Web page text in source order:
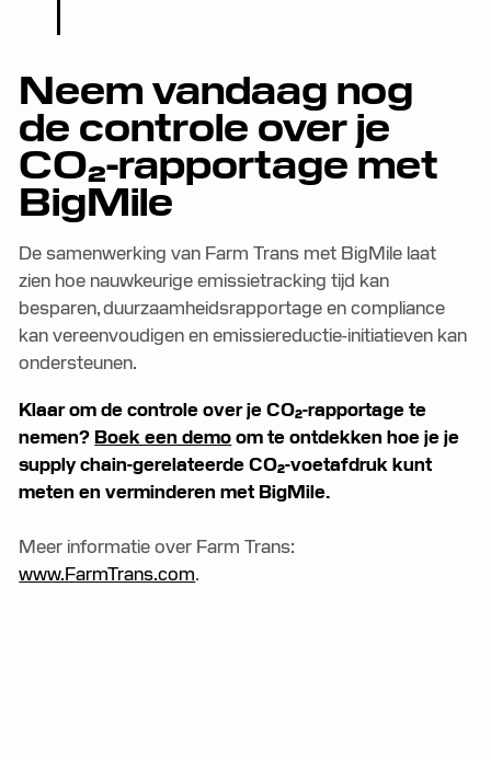
Neem vandaag nog
de controle over je
CO₂-rapportage met
BigMile
De samenwerking van Farm Trans met BigMile laat
zien hoe nauwkeurige emissietracking tijd kan
besparen, duurzaamheidsrapportage en compliance
kan vereenvoudigen en emissiereductie-initiatieven kan
ondersteunen.
Klaar om de controle over je CO₂-rapportage te
nemen? Boek een demoom te ontdekken hoe je je
supply chain-gerelateerde CO₂-voetafdruk kunt
meten en verminderen met BigMile.
Meer informatie over Farm Trans:
www.FarmTrans.com.